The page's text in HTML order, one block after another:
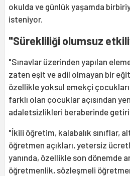
okulda ve günlük yaşamda
isteniyor.
"Sürekliliği olumsuz
"Sınavlar üzerinden yapılan
zaten eşit ve adil olmayan bir
özellikle yoksul emekçi
farklı olan çocuklar açısından
adaletsizlikleri beraberinde
"İkili öğretim, kalabalık sınıflar,
öğretmen açıkları, yetersiz
yanında, özellikle son dönemde
öğretmenlik, sözleşmeli